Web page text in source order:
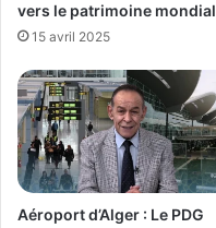
vers le patrimoine mondial
15 avril 2025
Aéroport d’Alger : Le PDG